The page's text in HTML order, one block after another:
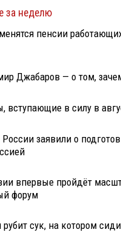
за неделю
пенсии
Джабаров — о том,
вступающие в силу в
заявили о
впервые пройдёт
форум
рубит сук, на котором